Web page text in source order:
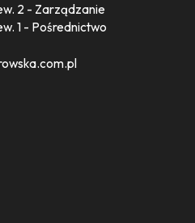
2 - Zarządzanie
1 - Pośrednictwo